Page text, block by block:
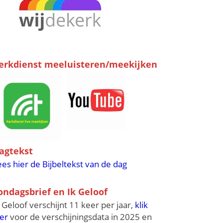
meeluisteren/meekijken
hier de Bijbeltekst van de dag
en Ik Geloof
Geloof verschijnt 11 keer per jaar, klik
voor de verschijningsdata in 2025 en